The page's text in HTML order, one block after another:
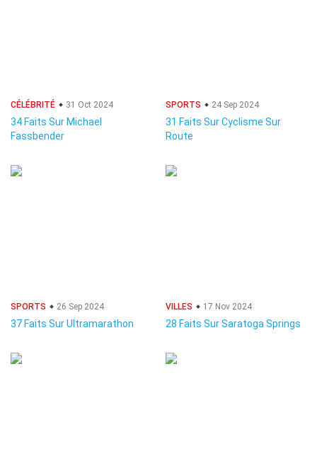
CÉLÉBRITÉ 31 Oct 2024
34 Faits Sur Michael
Fassbender
SPORTS 24 Sep 2024
31 Faits Sur Cyclisme Sur
Route
SPORTS 26 Sep 2024
37 Faits Sur Ultramarathon
VILLES 17 Nov 2024
28 Faits Sur Saratoga Springs